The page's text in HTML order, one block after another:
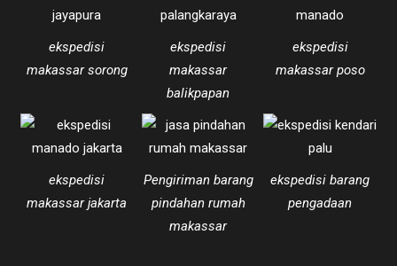
ekspedisi
makassar sorong
ekspedisi
makassar
balikpapan
ekspedisi
makassar poso
ekspedisi
makassar jakarta
Pengiriman barang
pindahan rumah
makassar
ekspedisi barang
pengadaan